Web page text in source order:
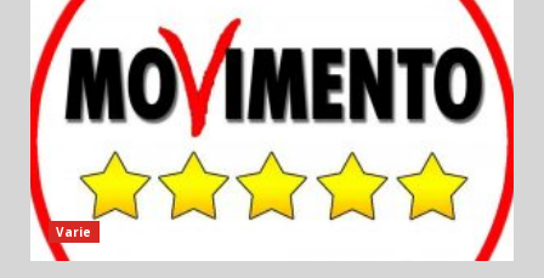
Varie